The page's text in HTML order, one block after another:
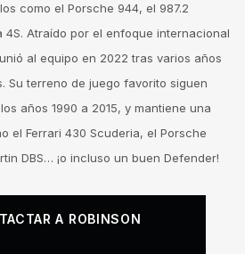
como el Porsche 944, el 987.2
4S. Atraído por el enfoque internacional
al equipo en 2022 tras varios años
Su terreno de juego favorito siguen
años 1990 a 2015, y mantiene una
el Ferrari 430 Scuderia, el Porsche
DBS… ¡o incluso un buen Defender!
A ROBINSON